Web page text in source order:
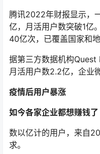
腾讯2022年财报显示，
亿，月活用户数突破1亿
40亿次，已覆盖国家和
据第三方数据机构
月活用户数2.2亿，企业
疫情后用户暴涨
如今各家企业都想赚钱了
数以亿计的用户，来自
求。